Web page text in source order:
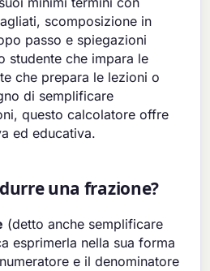
scomposizione in
passo e spiegazioni
studente che impara le
che prepara le lezioni o
di semplificare
questo calcolatore offre
ed educativa.
una frazione?
(detto anche semplificare
esprimerla nella sua forma
e il denominatore